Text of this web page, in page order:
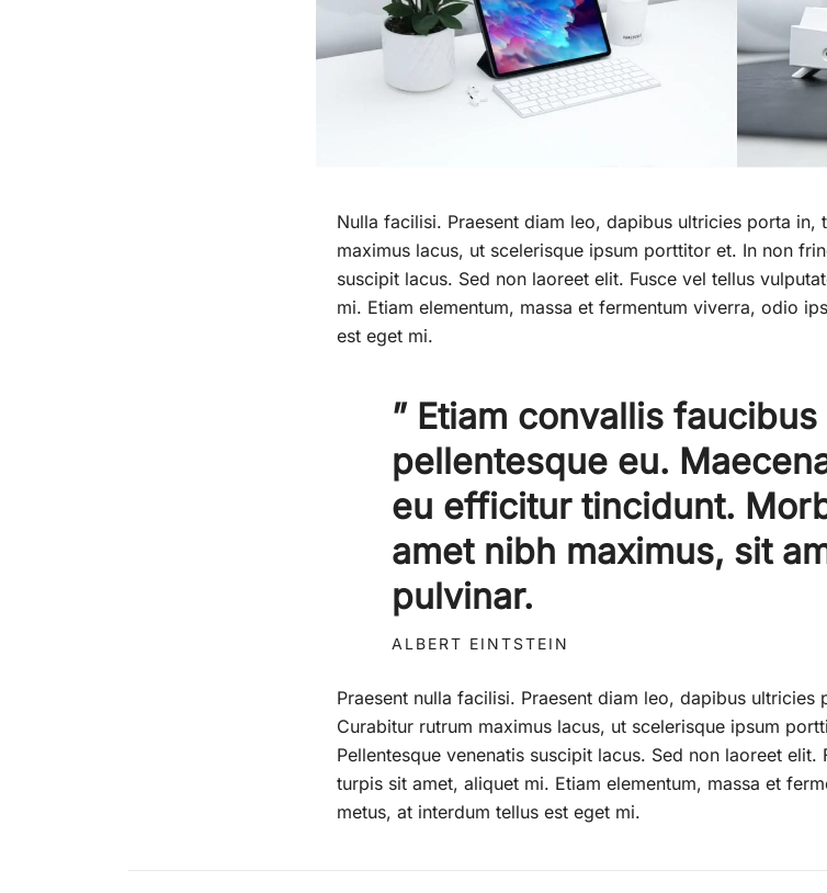
Nulla facilisi. Praesent diam leo, dapibus ultricies porta in,
maximus lacus, ut scelerisque ipsum porttitor et. In non
suscipit lacus. Sed non laoreet elit. Fusce vel tellus
mi. Etiam elementum, massa et fermentum viverra, odio
est eget mi.
” Etiam convallis
pellentesque eu.
eu efficitur tincidunt.
amet nibh maximus, sit
pulvinar.
ALBERT EINTSTEIN
Praesent nulla facilisi. Praesent diam leo, dapibus ultricies
Curabitur rutrum maximus lacus, ut scelerisque ipsum
Pellentesque venenatis suscipit lacus. Sed non laoreet
turpis sit amet, aliquet mi. Etiam elementum, massa et
metus, at interdum tellus est eget mi.